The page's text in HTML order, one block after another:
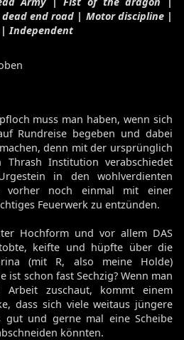
end road | Motor discipline |
| Independent
muss man haben, wenn sich
Rundreise begeben und dabei
denn mit der ursprünglich
Thrash Institution verabschiedet
in den wohlverdienten
vorher noch einmal mit einer
Feuerwerk zu entzünden.
Hochform und vor allem DAS
keifte und hüpfte über die
(mit R, also meine Holde)
ist schon fast Sechzig? Wenn man
zuschaut, kommt einem
dass sich viele weitaus jüngere
gut und gerne mal eine Scheibe
könnten.